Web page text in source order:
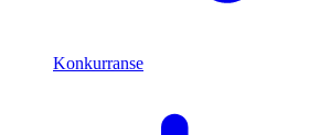
Konkurranse